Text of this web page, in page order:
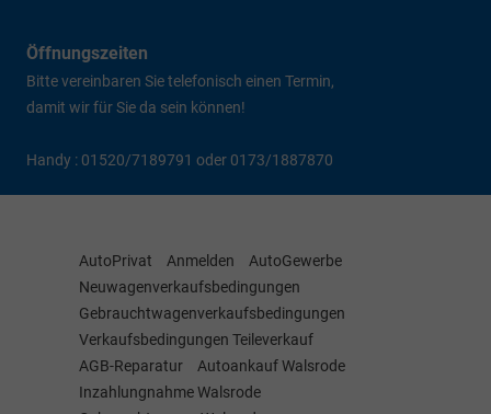
Öffnungszeiten
Bitte vereinbaren Sie telefonisch einen Termin,
damit wir für Sie da sein können!
Handy : 01520/7189791 oder 0173/1887870
AutoPrivat Anmelden
AutoGewerbe
Neuwagenverkaufsbedingungen
Gebrauchtwagenverkaufsbedingungen
Verkaufsbedingungen Teileverkauf
AGB-Reparatur
Autoankauf Walsrode
Inzahlungnahme Walsrode